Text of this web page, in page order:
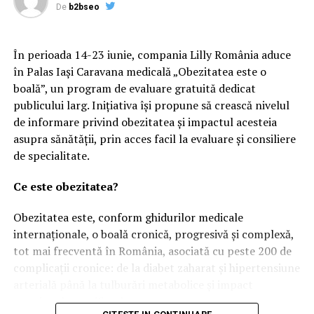
Claudiu Manda îl desființează pe Tudorel Toader!
Acuzații grave ale soțului Liei Olguța Vasilescu |
De b2bseo
În perioada 14-23 iunie, compania Lilly România aduce
în Palas Iași Caravana medicală „Obezitatea este o
boală”, un program de evaluare gratuită dedicat
publicului larg. Inițiativa își propune să crească nivelul
de informare privind obezitatea și impactul acesteia
asupra sănătății, prin acces facil la evaluare și consiliere
de specialitate.
Ce este obezitatea?
Obezitatea este, conform ghidurilor medicale
internaționale, o boală cronică, progresivă și complexă,
tot mai frecventă în România, asociată cu peste 200 de
complicații cronice: de la diabet zaharat și hipertensiune
emoțional semnificativ.